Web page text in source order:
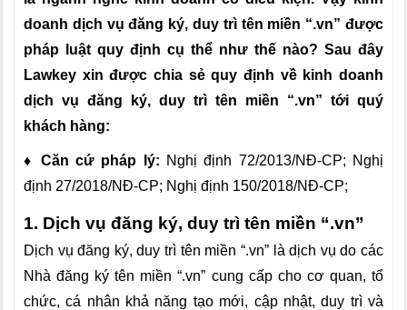
doanh dịch vụ đăng ký, duy trì tên miền “.vn” được
pháp luật quy định cụ thể như thế nào? Sau đây
Lawkey xin được chia sẻ quy định về kinh doanh
dịch vụ đăng ký, duy trì tên miền “.vn” tới quý
khách hàng:
♦ Căn cứ pháp lý: Nghị định 72/2013/NĐ-CP; Nghị
định 27/2018/NĐ-CP; Nghị định 150/2018/NĐ-CP;
1. Dịch vụ đăng ký, duy trì tên miền “.vn”
Dịch vụ đăng ký, duy trì tên miền “.vn” là dịch vụ do các
Nhà đăng ký tên miền “.vn” cung cấp cho cơ quan, tổ
chức, cá nhân khả năng tạo mới, cập nhật, duy trì và